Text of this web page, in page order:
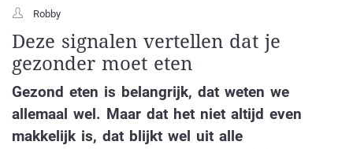
Robby
Deze signalen vertellen dat je
gezonder moet eten
Gezond eten is belangrijk, dat weten we
allemaal wel. Maar dat het niet altijd even
makkelijk is, dat blijkt wel uit alle